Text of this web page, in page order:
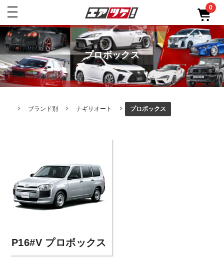
toggle
0
プロボックス
ブランド別 ナギサオート プロボックス
P16#V プロボックス